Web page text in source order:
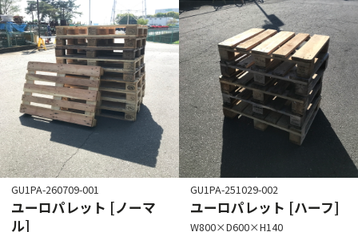
GU1PA-260709-001
ユーロパレット [ノーマ
ル]
GU1PA-251029-002
ユーロパレット [ハーフ]
W800×D600×H140